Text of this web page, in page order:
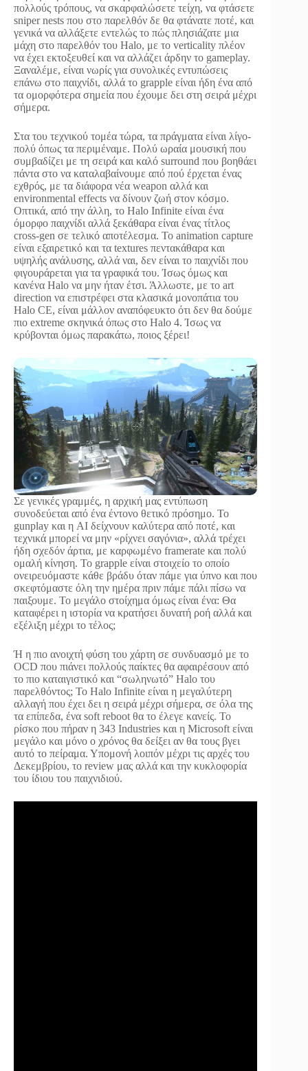
πολλούς τρόπους, να σκαρφαλώσετε τείχη, να φτάσετε
sniper nests που στο παρελθόν δε θα φτάνατε ποτέ, και
γενικά να αλλάξετε εντελώς το πώς πλησιάζατε μια
μάχη στο παρελθόν του Halo, με το verticality πλέον
να έχει εκτοξευθεί και να αλλάζει άρδην το gameplay.
Ξαναλέμε, είναι νωρίς για συνολικές εντυπώσεις
επάνω στο παιχνίδι, αλλά το grapple είναι ήδη ένα από
τα ομορφότερα σημεία που έχουμε δει στη σειρά μέχρι
σήμερα.
Στα του τεχνικού τομέα τώρα, τα πράγματα είναι λίγο-
πολύ όπως τα περιμέναμε. Πολύ ωραία μουσική που
συμβαδίζει με τη σειρά και καλό surround που βοηθάει
πάντα στο να καταλαβαίνουμε από πού έρχεται ένας
εχθρός, με τα διάφορα νέα weapon αλλά και
environmental effects να δίνουν ζωή στον κόσμο.
Οπτικά, από την άλλη, το Halo Infinite είναι ένα
όμορφο παιχνίδι αλλά ξεκάθαρα είναι ένας τίτλος
cross-gen σε τελικό αποτέλεσμα. Το animation capture
είναι εξαιρετικό και τα textures πεντακάθαρα και
υψηλής ανάλυσης, αλλά ναι, δεν είναι το παιχνίδι που
φιγουράρεται για τα γραφικά του. Ίσως όμως και
κανένα Halo να μην ήταν έτσι. Άλλωστε, με το art
direction να επιστρέφει στα κλασικά μονοπάτια του
Halo CE, είναι μάλλον αναπόφευκτο ότι δεν θα δούμε
πιο extreme σκηνικά όπως στο Halo 4. Ίσως να
κρύβονται όμως παρακάτω, ποιος ξέρει!
Σε γενικές γραμμές, η αρχική μας εντύπωση
συνοδεύεται από ένα έντονο θετικό πρόσημο. Το
gunplay και η AI δείχνουν καλύτερα από ποτέ, και
τεχνικά μπορεί να μην «ρίχνει σαγόνια», αλλά τρέχει
ήδη σχεδόν άρτια, με καρφωμένο framerate και πολύ
ομαλή κίνηση. Το grapple είναι στοιχείο το οποίο
ονειρευόμαστε κάθε βράδυ όταν πάμε για ύπνο και που
σκεφτόμαστε όλη την ημέρα πριν πάμε πάλι πίσω να
παιξουμε. Το μεγάλο στοίχημα όμως είναι ένα: Θα
καταφέρει η ιστορία να κρατήσει δυνατή ροή αλλά και
εξέλιξη μέχρι το τέλος;
Ή η πιο ανοιχτή φύση του χάρτη σε συνδυασμό με το
OCD που πιάνει πολλούς παίκτες θα αφαιρέσουν από
το πιο καταιγιστικό και “σωληνωτό” Halo του
παρελθόντος; Το Halo Infinite είναι η μεγαλύτερη
αλλαγή που έχει δει η σειρά μέχρι σήμερα, σε όλα της
τα επίπεδα, ένα soft reboot θα το έλεγε κανείς. Το
ρίσκο που πήραν η 343 Industries και η Microsoft είναι
μεγάλο και μόνο ο χρόνος θα δείξει αν θα τους βγει
αυτό το πείραμα. Υπομονή λοιπόν μέχρι τις αρχές του
Δεκεμβρίου, το review μας αλλά και την κυκλοφορία
του ίδιου του παιχνιδιού.